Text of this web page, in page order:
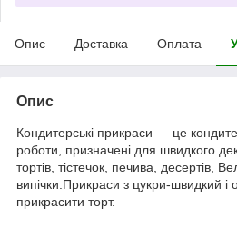
Опис Доставка Оплата
Опис
Кондитерські прикраси — це
роботи, призначені для швидкого
тортів, тістечок, печива, десертів,
випічки.Прикраси з цукри-швидкий і
прикрасити торт.